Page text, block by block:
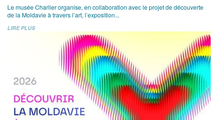
Le musée Charlier organise, en collaboration avec le projet de découverte
de la Moldavie à travers l’art, l’exposition...
LIRE PLUS